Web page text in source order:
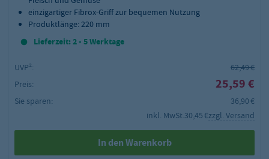
einzigartiger Fibrox-Griff zur bequemen Nutzung
Produktlänge: 220 mm
Lieferzeit: 2 - 5 Werktage
UVP²:
62,49 €
Preis:
25,59 €
Sie sparen:
36,90 €
inkl. MwSt.30,45 €zzgl. Versand
In den Warenkorb